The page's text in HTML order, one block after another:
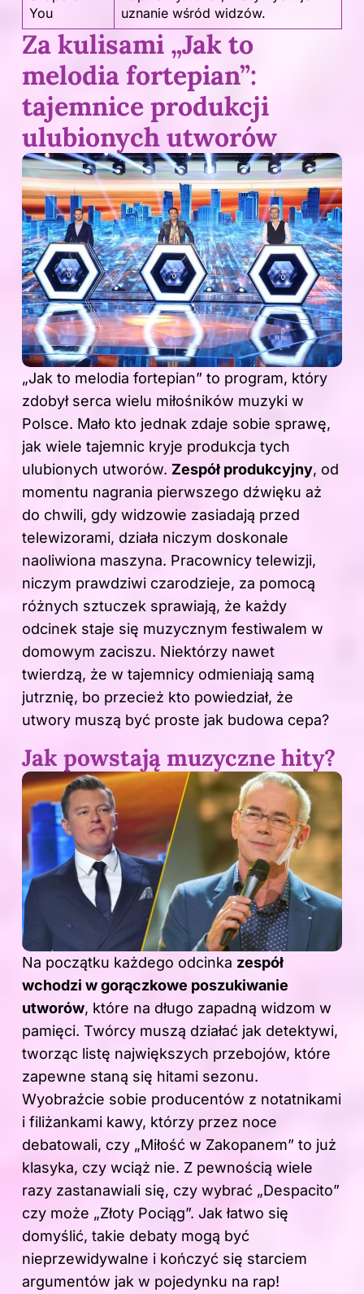
You
uznanie wśród widzów.
Za kulisami „Jak to
melodia fortepian”:
tajemnice produkcji
ulubionych utworów
„Jak to melodia fortepian” to program, który
zdobył serca wielu miłośników muzyki w
Polsce. Mało kto jednak zdaje sobie sprawę,
jak wiele tajemnic kryje produkcja tych
ulubionych utworów. Zespół produkcyjny, od
momentu nagrania pierwszego dźwięku aż
do chwili, gdy widzowie zasiadają przed
telewizorami, działa niczym doskonale
naoliwiona maszyna. Pracownicy telewizji,
niczym prawdziwi czarodzieje, za pomocą
różnych sztuczek sprawiają, że każdy
odcinek staje się muzycznym festiwalem w
domowym zaciszu. Niektórzy nawet
twierdzą, że w tajemnicy odmieniają samą
jutrznię, bo przecież kto powiedział, że
utwory muszą być proste jak budowa cepa?
Jak powstają muzyczne hity?
Na początku każdego odcinka zespół
wchodzi w gorączkowe poszukiwanie
utworów, które na długo zapadną widzom w
pamięci. Twórcy muszą działać jak detektywi,
tworząc listę największych przebojów, które
zapewne staną się hitami sezonu.
Wyobraźcie sobie producentów z notatnikami
i filiżankami kawy, którzy przez noce
debatowali, czy „Miłość w Zakopanem” to już
klasyka, czy wciąż nie. Z pewnością wiele
razy zastanawiali się, czy wybrać „Despacito”
czy może „Złoty Pociąg”. Jak łatwo się
domyślić, takie debaty mogą być
nieprzewidywalne i kończyć się starciem
argumentów jak w pojedynku na rap!